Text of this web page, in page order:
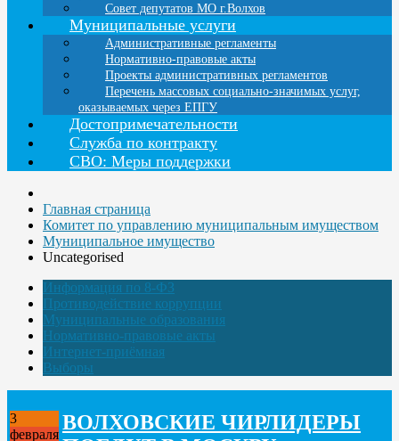
Совет депутатов МО г.Волхов
Муниципальные услуги
Административные регламенты
Нормативно-правовые акты
Проекты административных регламентов
Перечень массовых социально-значимых услуг,
оказываемых через ЕПГУ
Достопримечательности
Служба по контракту
СВО: Меры поддержки
Главная страница
Комитет по управлению муниципальным имуществом
Муниципальное имущество
Uncategorised
Информация по 8-ФЗ
Противодействие коррупции
Муниципальные образования
Нормативно-правовые акты
Интернет-приёмная
Выборы
3
февраля
ВОЛХОВСКИЕ ЧИРЛИДЕРЫ